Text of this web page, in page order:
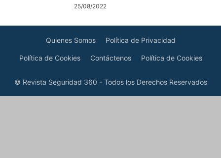
25/08/2022
Quienes Somos Política de Privacidad
Política de Cookies Contáctenos Política de Cookies
© Revista Seguridad 360 - Todos los Derechos Reservados